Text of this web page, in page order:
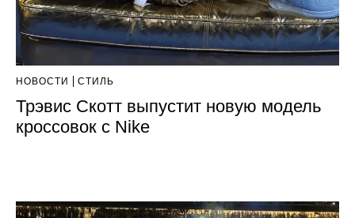
НОВОСТИ СТИЛЬ
Трэвис Скотт выпустит новую модель
кроссовок с Nike